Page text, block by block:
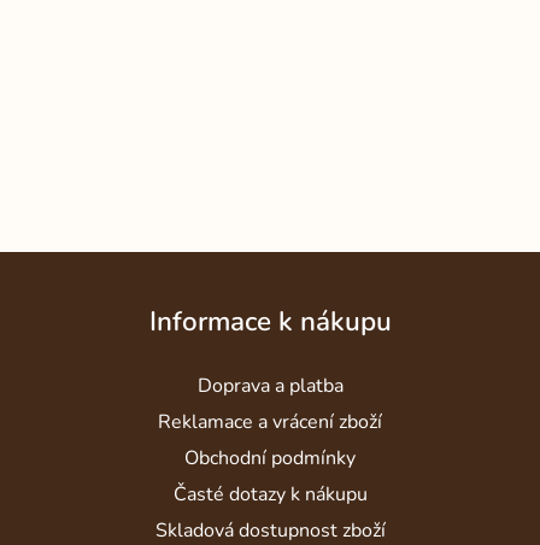
Informace k nákupu
Doprava a platba
Reklamace a vrácení zboží
Obchodní podmínky
Časté dotazy k nákupu
Skladová dostupnost zboží